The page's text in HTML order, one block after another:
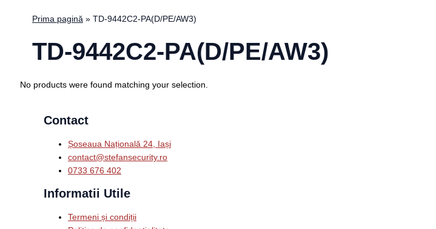
Prima pagină » TD-9442C2-PA(D/PE/AW3)
TD-9442C2-PA(D/PE/AW3)
No products were found matching your selection.
Contact
Șoseaua Națională 24, Iași
contact@stefansecurity.ro
0733 676 402
Informatii Utile
Termeni și condiții